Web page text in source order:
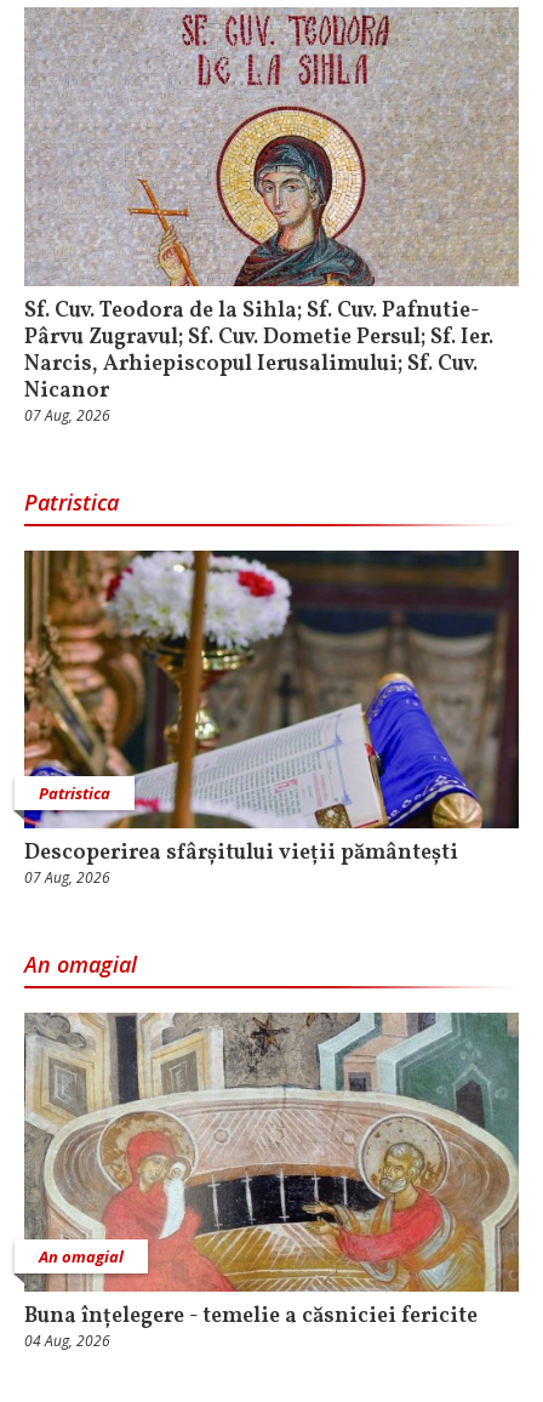
Sf. Cuv. Teodora de la Sihla; Sf. Cuv. Pafnutie-
Pârvu Zugravul; Sf. Cuv. Dometie Persul; Sf. Ier.
Narcis, Arhiepiscopul Ierusalimului; Sf. Cuv.
Nicanor
07 Aug, 2026
Patristica
Patristica
Descoperirea sfârșitului vieții pământești
07 Aug, 2026
An omagial
An omagial
Buna înțelegere - temelie a căsniciei fericite
04 Aug, 2026